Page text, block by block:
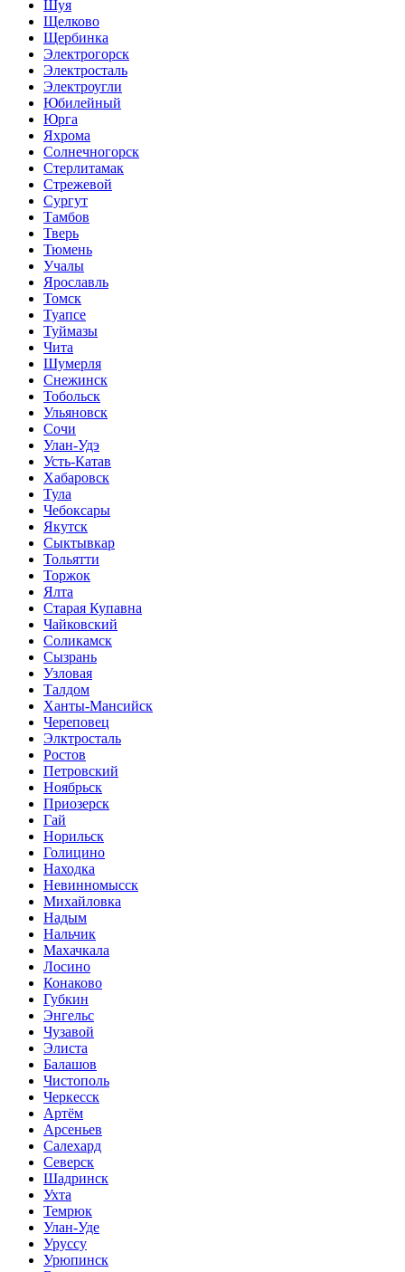
Шуя
Щелково
Щербинка
Электрогорск
Электросталь
Электроугли
Юбилейный
Юрга
Яхрома
Солнечногорск
Стерлитамак
Стрежевой
Сургут
Тамбов
Тверь
Тюмень
Учалы
Ярославль
Томск
Туапсе
Туймазы
Чита
Шумерля
Снежинск
Тобольск
Ульяновск
Сочи
Улан-Удэ
Усть-Катав
Хабаровск
Тула
Чебоксары
Якутск
Сыктывкар
Тольятти
Торжок
Ялта
Старая Купавна
Чайковский
Соликамск
Сызрань
Узловая
Талдом
Ханты-Мансийск
Череповец
Элктросталь
Ростов
Петровский
Ноябрьск
Приозерск
Гай
Норильск
Голицино
Находка
Невинномысск
Михайловка
Надым
Нальчик
Махачкала
Лосино
Конаково
Губкин
Энгельс
Чузавой
Элиста
Балашов
Чистополь
Черкесск
Артём
Арсеньев
Салехард
Северск
Шадринск
Ухта
Темрюк
Улан-Уде
Уруссу
Урюпинск